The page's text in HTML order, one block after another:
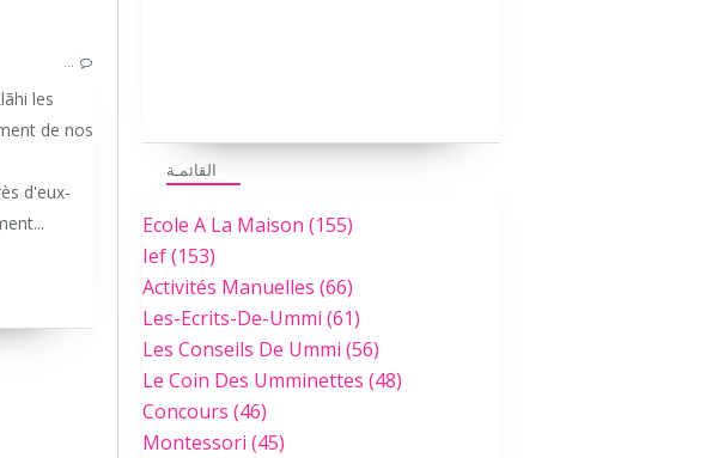
…
les
de nos
d'eux-
القائمـة
Ecole A La Maison (155)
Ief(153)
Activités Manuelles (66)
Les-Ecrits-De-Ummi (61)
Les Conseils De Ummi (56)
Le Coin Des Umminettes (48)
Concours (46)
Montessori (45)